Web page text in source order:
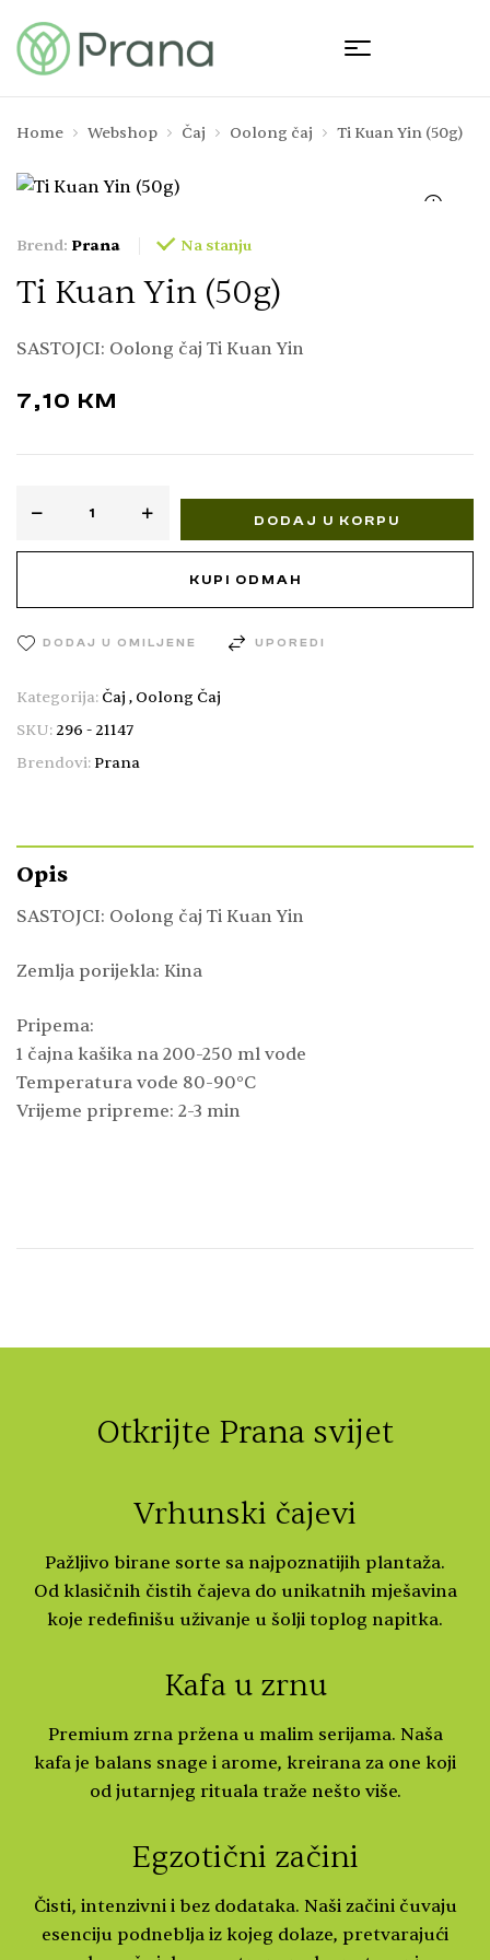
Home Webshop Čaj Oolong čaj Ti Kuan Yin (50g)
Brend: Prana Na stanju
Ti Kuan Yin (50g)
SASTOJCI: Oolong čaj Ti Kuan Yin
7,10 KM
DODAJ U KORPU
KUPI ODMAH
DODAJ U OMILJENE UPOREDI
Kategorija: Čaj , Oolong Čaj
SKU:296 - 21147
Brendovi: Prana
Opis
SASTOJCI: Oolong čaj Ti Kuan Yin
Zemlja porijekla: Kina
Pripema:
1 čajna kašika na 200-250 ml vode
Temperatura vode 80-90°C
Vrijeme pripreme: 2-3 min
Otkrijte Prana svijet
Vrhunski čajevi
Pažljivo birane sorte sa najpoznatijih plantaža.
Od klasičnih čistih čajeva do unikatnih mješavina
koje redefinišu uživanje u šolji toplog napitka.
Kafa u zrnu
Premium zrna pržena u malim serijama. Naša
kafa je balans snage i arome, kreirana za one koji
od jutarnjeg rituala traže nešto više.
Egzotični začini
Čisti, intenzivni i bez dodataka. Naši začini čuvaju
esenciju podneblja iz kojeg dolaze, pretvarajući